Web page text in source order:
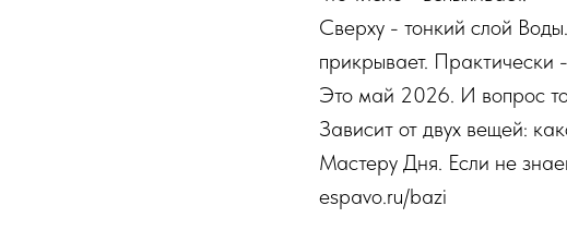
Сверху - тонкий слой
прикрывает. Практически
Это май 2026. И вопрос
Зависит от двух вещей:
Мастеру Дня. Если не
espavo.ru/bazi